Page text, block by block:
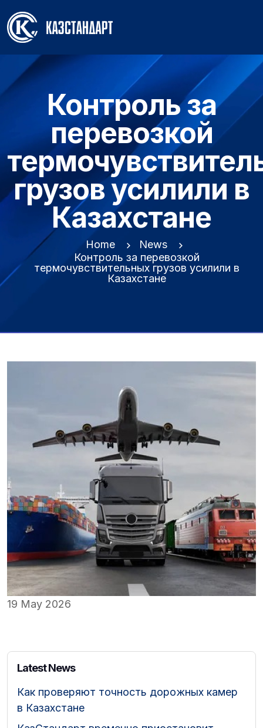
Контроль за
перевозкой
грузов усилили в
Казахстане
Home
News
Контроль за перевозкой
термочувствительных грузов усилили в
Казахстане
19 May 2026
Latest News
Как проверяют точность дорожных камер
в Казахстане